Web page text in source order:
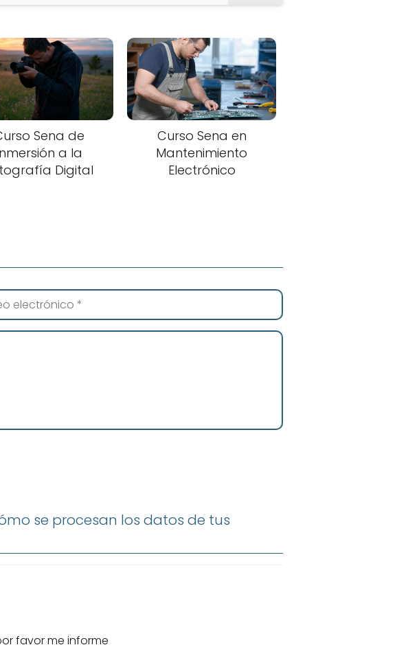
Sena de
a la
Digital
Curso Sena en
Mantenimiento
Electrónico
favor me informe
se procesan los datos de tus